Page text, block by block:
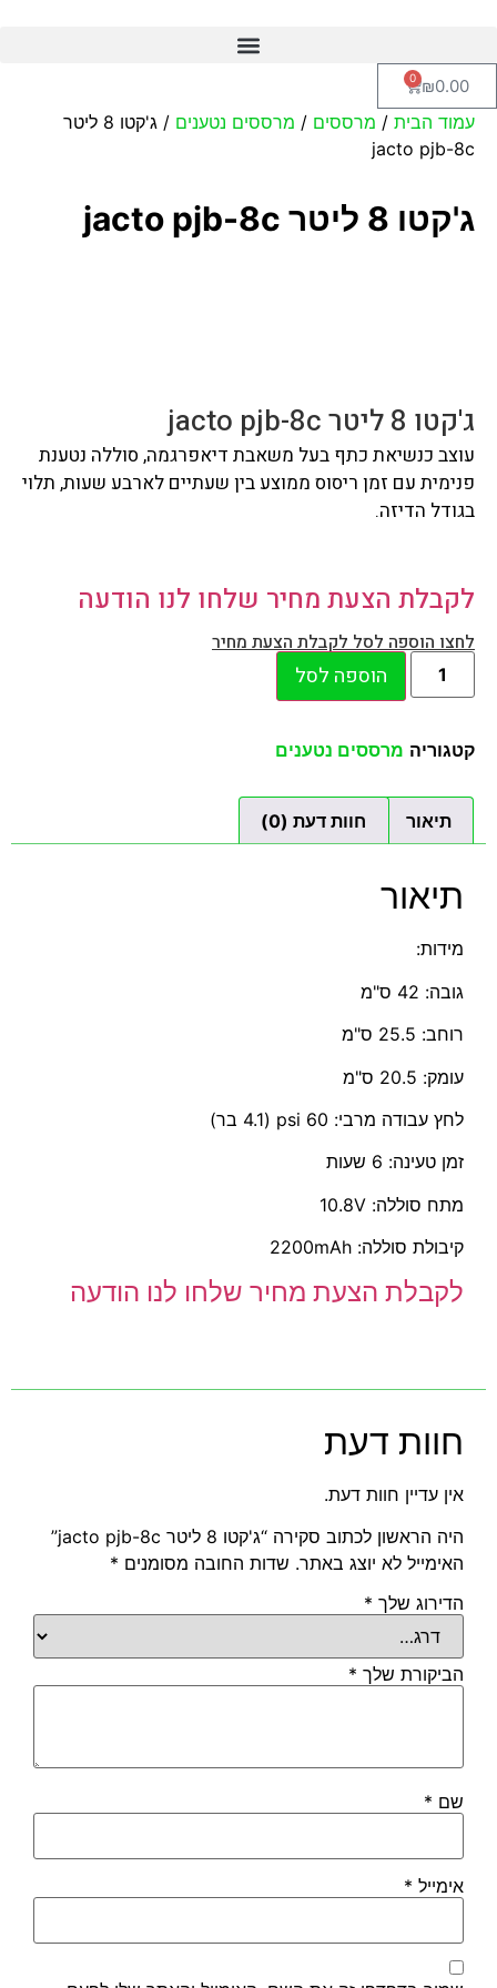
₪0.00
0
עמוד הבית / מרססים / מרססים נטענים
/ ג'קטו 8 ליטר
jacto pjb-8c
ג'קטו 8 ליטר jacto pjb-8c
עוצב כנשיאת כתף בעל משאבת דיאפרגמה, סוללה נטענת
פנימית עם זמן ריסוס ממוצע בין שעתיים לארבע שעות, תלוי
בגודל הדיזה.
לקבלת הצעת מחיר שלחו לנו הודעה
לחצו הוספה לסל לקבלת הצעת מחיר
הוספה לסל
קטגוריה מרססים נטענים
ג'קטו 8 ליטר jacto pjb-8c
תיאור חוות דעת (0)
תיאור
מידות:
גובה: 42 ס"מ
רוחב: 25.5 ס"מ
עומק: 20.5 ס"מ
לחץ עבודה מרבי: 60 psi (4.1 בר)
זמן טעינה: 6 שעות
מתח סוללה: 10.8V
קיבולת סוללה: 2200mAh
לקבלת הצעת מחיר שלחו לנו הודעה
חוות דעת
אין עדיין חוות דעת.
היה הראשון לכתוב סקירה “ג'קטו 8 ליטר jacto pjb-8c”
האימייל לא יוצג באתר. שדות החובה מסומנים *
הדירוג שלך *
הביקורת שלך *
שם *
אימייל *